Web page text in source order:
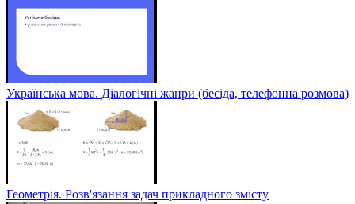
Українська мова. Діалогічні жанри (бесіда, телефонна розмова)
Геометрія. Розв'язання задач прикладного змісту